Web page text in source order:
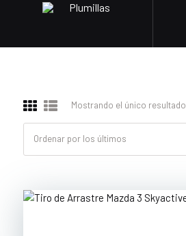
Plumillas
Mostrando el único resultado